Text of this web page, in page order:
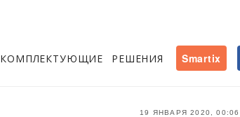
КОМПЛЕКТУЮЩИЕ РЕШЕНИЯ Smartix
19 ЯНВАРЯ 2020, 00:06